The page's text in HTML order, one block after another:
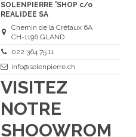
SOLENPIERRE 'SHOP c/o
REALIDEE SA
Chemin de la Crétaux 6A
CH-1196 GLAND
022 364 75 11
info@solenpierre.ch
VISITEZ
NOTRE
SHOOWROM